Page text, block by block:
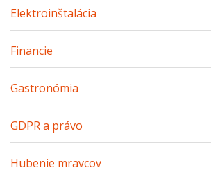
Elektroinštalácia
Financie
Gastronómia
GDPR a právo
Hubenie mravcov